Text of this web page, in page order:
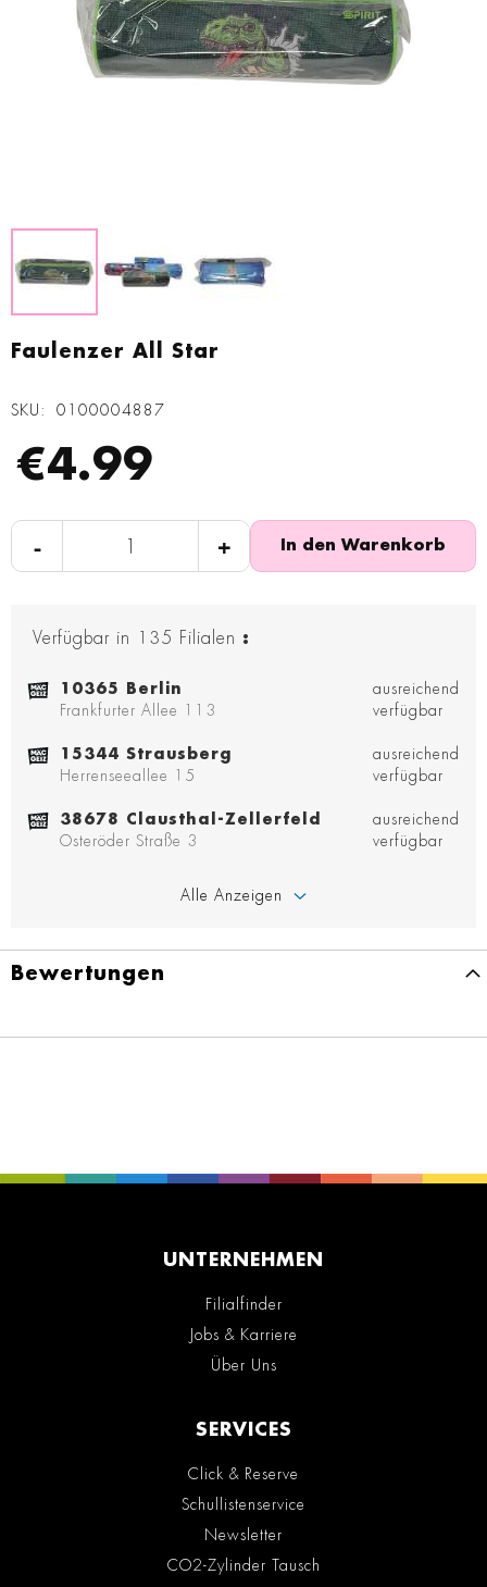
Faulenzer All Star
SKU 0100004887
€4.99
- + In den Warenkorb
Verfügbar in 135 Filialen :
10365 Berlin
Frankfurter Allee 113
ausreichend
verfügbar
15344 Strausberg
Herrenseeallee 15
ausreichend
verfügbar
38678 Clausthal-Zellerfeld
Osteröder Straße 3
ausreichend
verfügbar
Alle Anzeigen
Anfang
springen
Bewertungen
UNTERNEHMEN
Filialfinder
Jobs & Karriere
Über Uns
SERVICES
Click & Reserve
Schullistenservice
Newsletter
CO2-Zylinder Tausch